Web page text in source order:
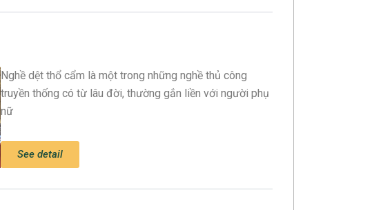
Nghề dệt thổ cẩm là một trong những nghề thủ công
truyền thống có từ lâu đời, thường gắn liền với người phụ
nữ
See detail